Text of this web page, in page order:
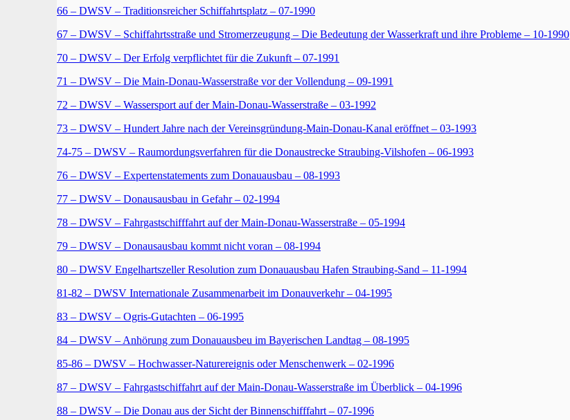
66 – DWSV – Traditionsreicher Schiffahrtsplatz – 07-1990
67 – DWSV – Schiffahrtsstraße und Stromerzeugung – Die Bedeutung der Wasserkraft und ihre Probleme – 10-1990
70 – DWSV – Der Erfolg verpflichtet für die Zukunft – 07-1991
71 – DWSV – Die Main-Donau-Wasserstraße vor der Vollendung – 09-1991
72 – DWSV – Wassersport auf der Main-Donau-Wasserstraße – 03-1992
73 – DWSV – Hundert Jahre nach der Vereinsgründung-Main-Donau-Kanal eröffnet – 03-1993
74-75 – DWSV – Raumordungsverfahren für die Donaustrecke Straubing-Vilshofen – 06-1993
76 – DWSV – Expertenstatements zum Donauausbau – 08-1993
77 – DWSV – Donausausbau in Gefahr – 02-1994
78 – DWSV – Fahrgastschifffahrt auf der Main-Donau-Wasserstraße – 05-1994
79 – DWSV – Donausausbau kommt nicht voran – 08-1994
80 – DWSV Engelhartszeller Resolution zum Donauausbau Hafen Straubing-Sand – 11-1994
81-82 – DWSV Internationale Zusammenarbeit im Donauverkehr – 04-1995
83 – DWSV – Ogris-Gutachten – 06-1995
84 – DWSV – Anhörung zum Donauausbeu im Bayerischen Landtag – 08-1995
85-86 – DWSV – Hochwasser-Naturereignis oder Menschenwerk – 02-1996
87 – DWSV – Fahrgastschiffahrt auf der Main-Donau-Wasserstraße im Überblick – 04-1996
88 – DWSV – Die Donau aus der Sicht der Binnenschifffahrt – 07-1996